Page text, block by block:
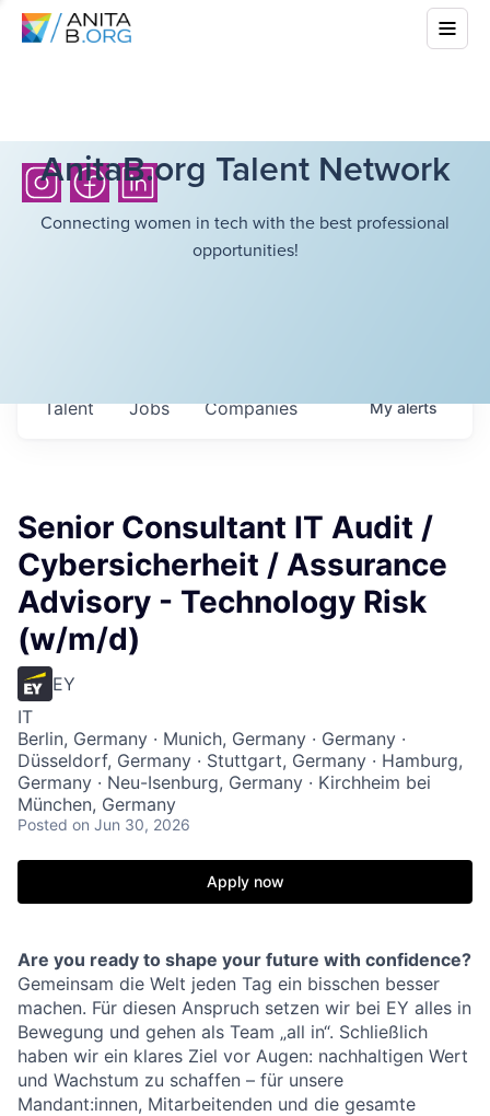
AnitaB.org Talent Network
Connecting women in tech with the best professional
opportunities!
Jobs Companies
Talent Myalerts
Senior Consultant IT Audit /
Cybersicherheit / Assurance
Advisory - Technology Risk
(w/m/d)
EY
IT
Berlin, Germany · Munich, Germany · Germany ·
Düsseldorf, Germany · Stuttgart, Germany · Hamburg,
Germany · Neu-Isenburg, Germany · Kirchheim bei
München, Germany
Posted on Jun 30, 2026
Apply now
Are you ready to shape your future with confidence?
Gemeinsam die Welt jeden Tag ein bisschen besser
machen. Für diesen Anspruch setzen wir bei EY alles in
Bewegung und gehen als Team „all in“. Schließlich
haben wir ein klares Ziel vor Augen: nachhaltigen Wert
und Wachstum zu schaffen – für unsere
Mandant:innen, Mitarbeitenden und die gesamte